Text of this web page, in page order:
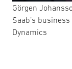
Görgen
Saab’s business
Dynamics